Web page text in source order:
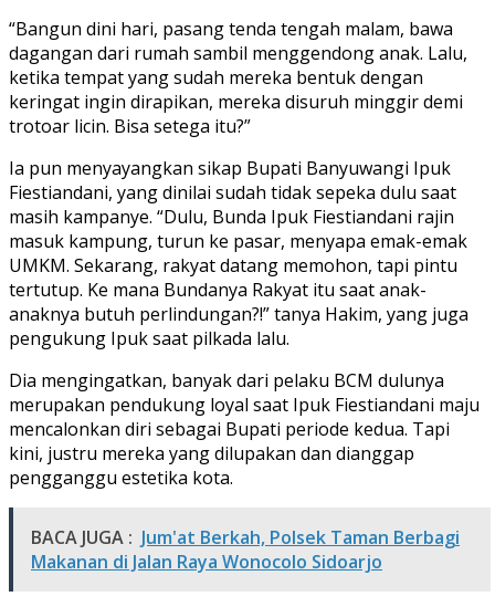
“Bangun dini hari, pasang tenda tengah malam, bawa
dagangan dari rumah sambil menggendong anak. Lalu,
ketika tempat yang sudah mereka bentuk dengan
keringat ingin dirapikan, mereka disuruh minggir demi
trotoar licin. Bisa setega itu?”
Ia pun menyayangkan sikap Bupati Banyuwangi Ipuk
Fiestiandani, yang dinilai sudah tidak sepeka dulu saat
masih kampanye. “Dulu, Bunda Ipuk Fiestiandani rajin
masuk kampung, turun ke pasar, menyapa emak-emak
UMKM. Sekarang, rakyat datang memohon, tapi pintu
tertutup. Ke mana Bundanya Rakyat itu saat anak-
anaknya butuh perlindungan?!” tanya Hakim, yang juga
pengukung Ipuk saat pilkada lalu.
Dia mengingatkan, banyak dari pelaku BCM dulunya
merupakan pendukung loyal saat Ipuk Fiestiandani maju
mencalonkan diri sebagai Bupati periode kedua. Tapi
kini, justru mereka yang dilupakan dan dianggap
pengganggu estetika kota.
BACA JUGA : Jum'at Berkah, Polsek Taman Berbagi
Makanan di Jalan Raya Wonocolo Sidoarjo